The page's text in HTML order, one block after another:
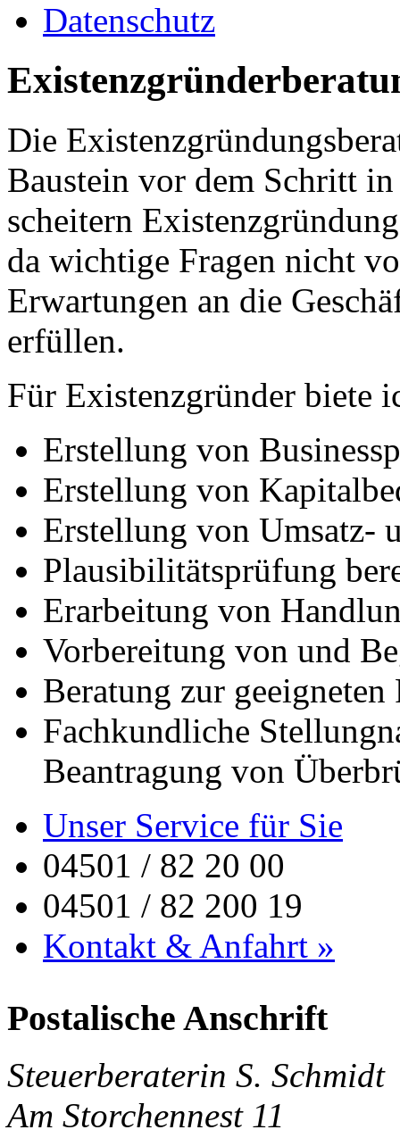
Datenschutz
Die
Baustein vor dem Schritt
scheitern
da wichtige Fragen nicht
Erwartungen an die
erfüllen.
Für Existenzgründer biete
Erstellung von
Erstellung von
Erstellung von Umsatz-
Plausibilitätsprüfung
Erarbeitung von
Vorbereitung von und
Beratung zur geeigneten
Fachkundliche
Beantragung von
Unser Service für Sie
04501 / 82 20 00
04501 / 82 200 19
Kontakt & Anfahrt »
Postalische Anschrift
Steuerberaterin S. Schmidt
Am Storchennest 11